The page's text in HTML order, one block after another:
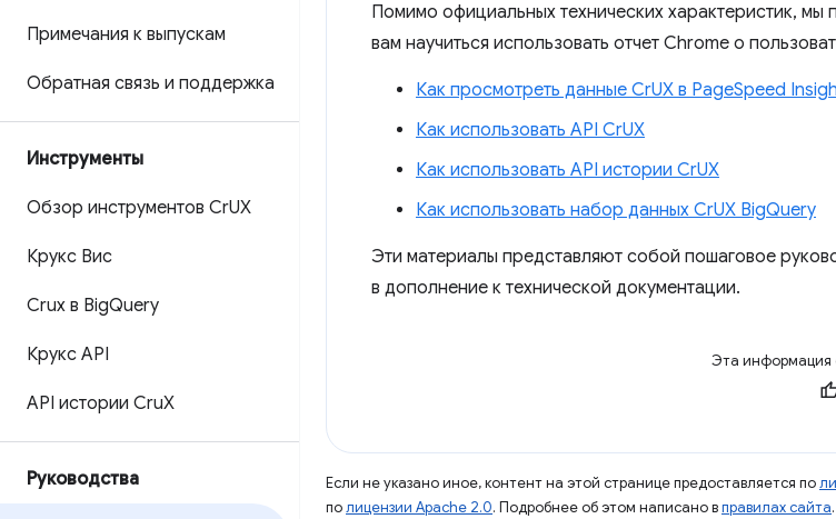
Примечания к выпускам
Обратная связь и поддержка
Инструменты
Обзор инструментов CrUX
Крукс Вис
Crux в BigQuery
Крукс API
API истории CruX
Руководства
Помимо официальных технических характеристик,
вам научиться использовать отчет Chrome о
Как просмотреть данные CrUX в PageSpeed
Как использовать API CrUX
Как использовать API истории CrUX
Как использовать набор данных CrUX BigQuery
Эти материалы представляют собой пошаговое
в дополнение к технической документации.
Эта информация
Если не указано иное, контент на этой странице предоставляется по
полицензии Apache 2.0. Подробнее об этом написано вправилах сайта